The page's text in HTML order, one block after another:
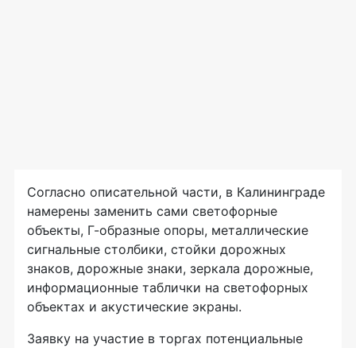
Согласно описательной части, в Калининграде
намерены заменить сами светофорные
объекты, Г-образные опоры, металлические
сигнальные столбики, стойки дорожных
знаков, дорожные знаки, зеркала дорожные,
информационные таблички на светофорных
объектах и акустические экраны.
Заявку на участие в торгах потенциальные